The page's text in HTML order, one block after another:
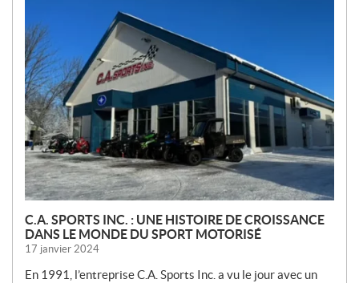
O
U
V
E
L
L
E
S
C.A. SPORTS INC. : UNE HISTOIRE DE CROISSANCE
DANS LE MONDE DU SPORT MOTORISÉ
17 janvier 2024
En 1991, l’entreprise C.A. Sports Inc. a vu le jour avec un